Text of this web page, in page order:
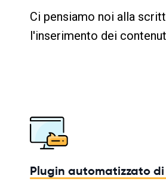
Ci pensiamo noi alla
l'inserimento dei
Plugin automatizzato